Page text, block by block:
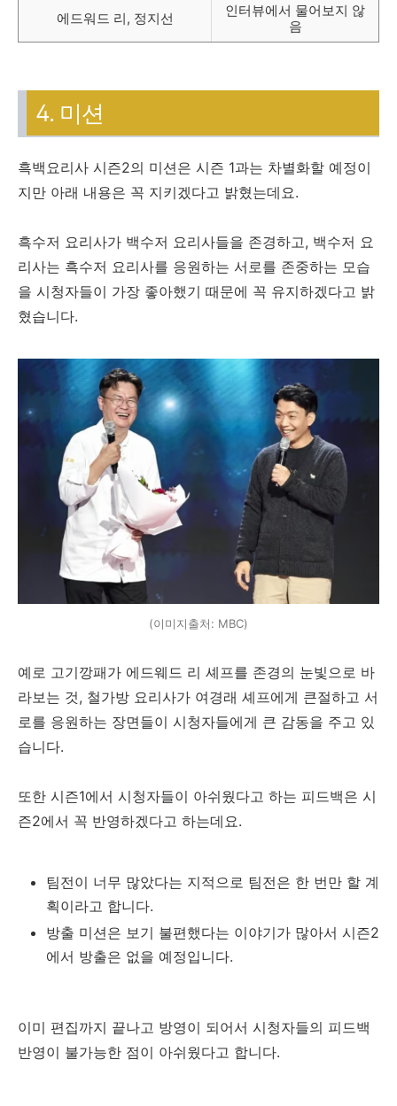
에드워드 리, 정지선
인터뷰에서 물어보지 않
음
4. 미션
흑백요리사 시즌2의 미션은 시즌 1과는 차별화할 예정이
지만 아래 내용은 꼭 지키겠다고 밝혔는데요.
흑수저 요리사가 백수저 요리사들을 존경하고, 백수저 요
리사는 흑수저 요리사를 응원하는 서로를 존중하는 모습
을 시청자들이 가장 좋아했기 때문에 꼭 유지하겠다고 밝
혔습니다.
(이미지출처: MBC)
예로 고기깡패가 에드웨드 리 셰프를 존경의 눈빛으로 바
라보는 것, 철가방 요리사가 여경래 셰프에게 큰절하고 서
로를 응원하는 장면들이 시청자들에게 큰 감동을 주고 있
습니다.
또한 시즌1에서 시청자들이 아쉬웠다고 하는 피드백은 시
즌2에서 꼭 반영하겠다고 하는데요.
팀전이 너무 많았다는 지적으로 팀전은 한 번만 할 계
획이라고 합니다.
방출 미션은 보기 불편했다는 이야기가 많아서 시즌2
에서 방출은 없을 예정입니다.
이미 편집까지 끝나고 방영이 되어서 시청자들의 피드백
반영이 불가능한 점이 아쉬웠다고 합니다.